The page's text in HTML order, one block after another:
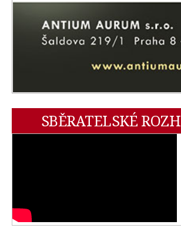
SBĚRATELSKÉ